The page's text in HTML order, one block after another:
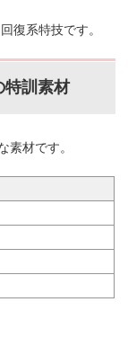
復系特技です。
特訓素材
素材です。